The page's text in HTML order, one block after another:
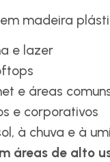
madeira
e lazer
e áreas
e corporativos
à chuva e à
áreas de alto